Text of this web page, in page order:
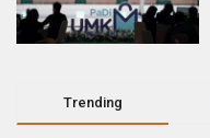
Trending